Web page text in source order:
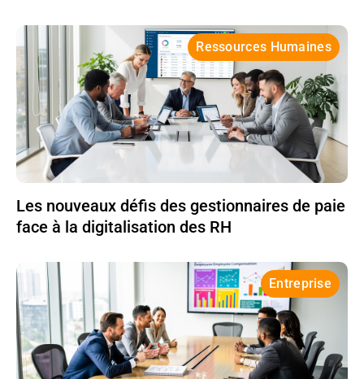
Ressources Humaines
Les nouveaux défis des gestionnaires de paie
face à la digitalisation des RH
Entreprise